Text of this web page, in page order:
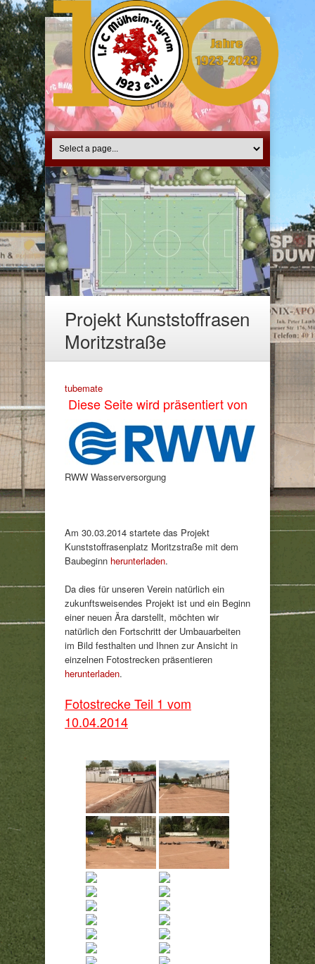
Projekt Kunststoffrasen
Moritzstraße
tubemate
Diese Seite wird präsentiert von
RWW Wasserversorgung
Am 30.03.2014 startete das Projekt
Kunststoffrasenplatz Moritzstraße mit dem
Baubeginn herunterladen.
Da dies für unseren Verein natürlich ein
zukunftsweisendes Projekt ist und ein Beginn
einer neuen Ära darstellt, möchten wir
natürlich den Fortschritt der Umbauarbeiten
im Bild festhalten und Ihnen zur Ansicht in
einzelnen Fotostrecken präsentieren
herunterladen.
Fotostrecke Teil 1 vom
10.04.2014